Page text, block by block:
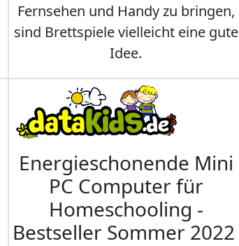
Fernsehen und Handy zu bringen,
sind Brettspiele vielleicht eine gute
Idee.
Energieschonende Mini
PC Computer für
Homeschooling -
Bestseller Sommer 2022